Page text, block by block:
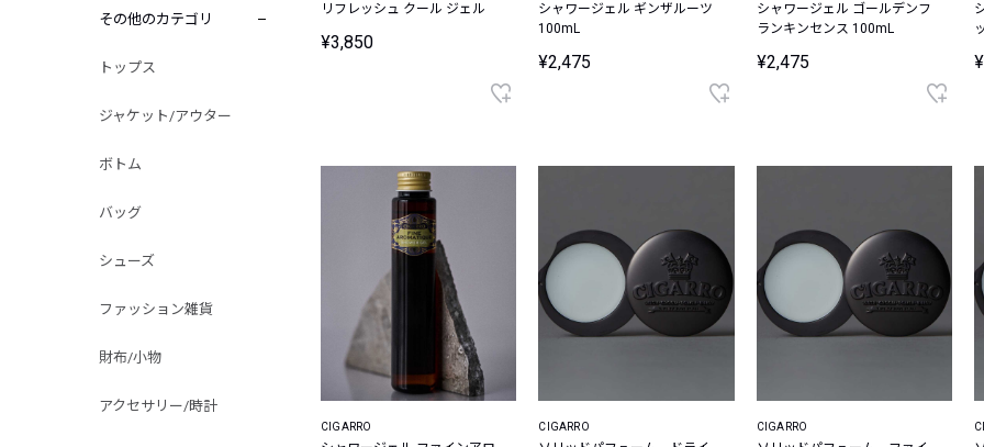
その他のカテゴリ
トップス
ジャケット/アウター
ボトム
バッグ
シューズ
ファッション雑貨
財布/小物
アクセサリー/時計
リフレッシュ クール ジェル
¥3,850
シャワージェル ギンザルーツ
100mL
¥2,475
シャワージェル ゴールデンフ
ランキンセンス 100mL
¥2,475
CIGARRO CIGARRO CIGARRO